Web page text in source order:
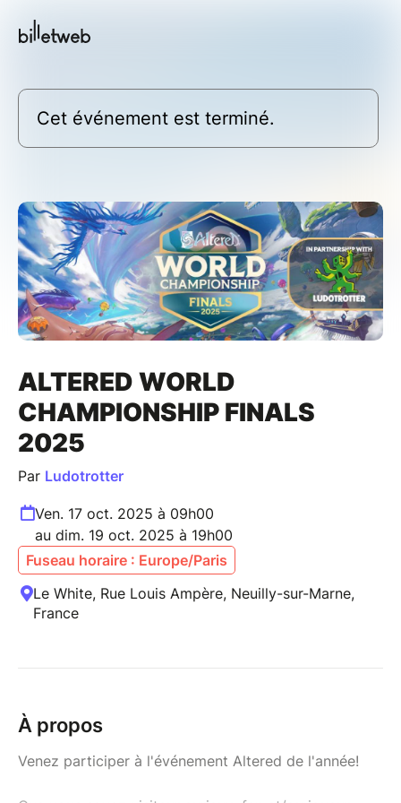
Cet événement est terminé.
ALTERED WORLD
CHAMPIONSHIP FINALS
2025
Par Ludotrotter
Ven. 17 oct. 2025 à 09h00
au dim. 19 oct. 2025 à 19h00
Fuseau horaire : Europe/Paris
Le White, Rue Louis Ampère, Neuilly-sur-Marne,
France
À propos
Venez participer à l'événement Altered de l'année!